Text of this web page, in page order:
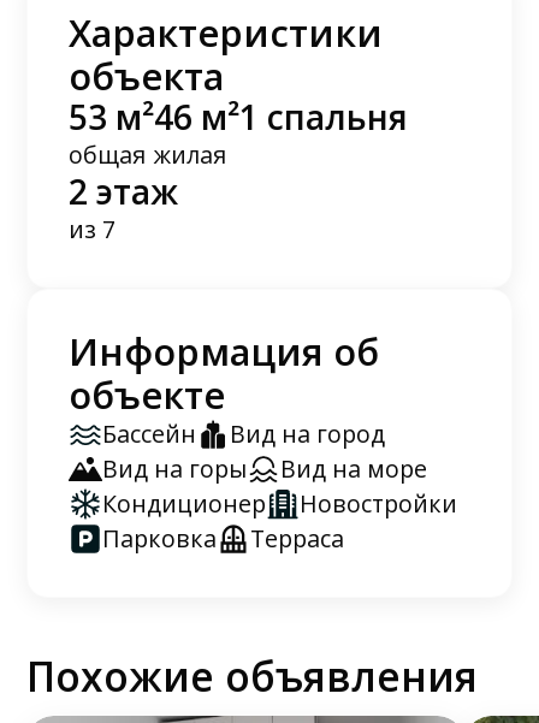
Характеристики
объекта
53 м²
общая
46 м²
жилая
1 спальня
2 этаж
из 7
Информация об
объекте
Бассейн
Вид на город
Вид на горы
Вид на море
Кондиционер
Новостройки
Парковка
Терраса
Похожие объявления